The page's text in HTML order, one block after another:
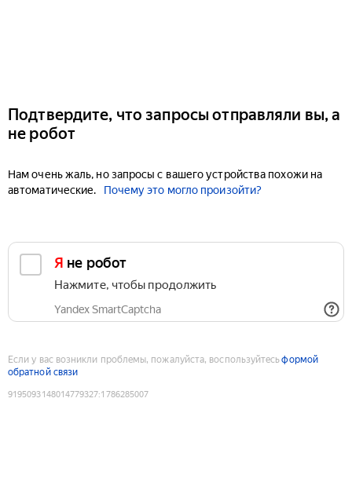
Подтвердите, что запросы отправляли вы, а
не робот
Нам очень жаль, но запросы с вашего устройства похожи на
автоматические.
Почему это могло произойти?
Я не робот
Нажмите, чтобы продолжить
Yandex SmartCaptcha
Если у вас возникли проблемы, пожалуйста, воспользуйтесьформой
обратной связи
9195093148014779327:1786285007